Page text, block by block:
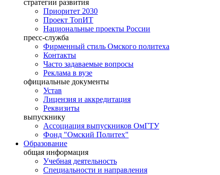
стратегии развития
Приоритет 2030
Проект ТопИТ
Национальные проекты России
пресс-служба
Фирменный стиль Омского политеха
Контакты
Часто задаваемые вопросы
Реклама в вузе
официальные документы
Устав
Лицензия и аккредитация
Реквизиты
выпускнику
Ассоциация выпускников ОмГТУ
Фонд "Омский Политех"
Образование
общая информация
Учебная деятельность
Специальности и направления